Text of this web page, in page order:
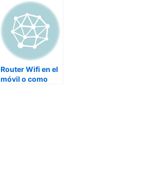
para android
Router Wifi en el
móvil o como